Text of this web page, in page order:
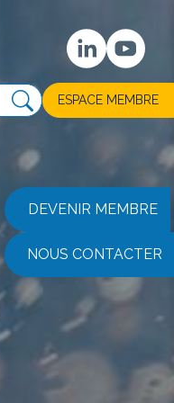
DEVENIR MEMBRE
NOUS CONTACTER
ESPACE MEMBRE